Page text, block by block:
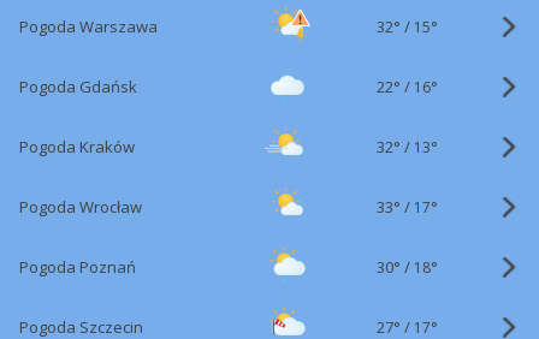
Pogoda Warszawa 32° / 15°
Pogoda Gdańsk 22° / 16°
Pogoda Kraków 32° / 13°
Pogoda Wrocław 33° / 17°
Pogoda Poznań 30° / 18°
Pogoda Szczecin 27° / 17°